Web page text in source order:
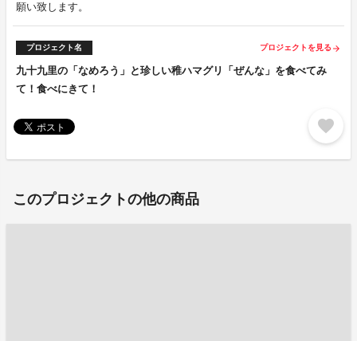
願い致します。
プロジェクト名 プロジェクトを見る arrow_forward
九十九里の「なめろう」と珍しい稚ハマグリ「ぜんな」を食べてみ
て！食べにきて！
favorite
このプロジェクトの他の商品